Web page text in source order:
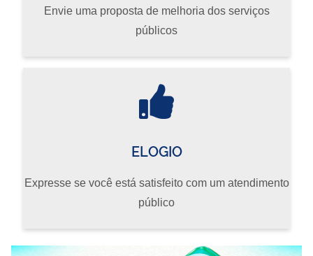
Envie uma proposta de melhoria dos serviços
públicos
ELOGIO
Expresse se você está satisfeito com um atendimento
público